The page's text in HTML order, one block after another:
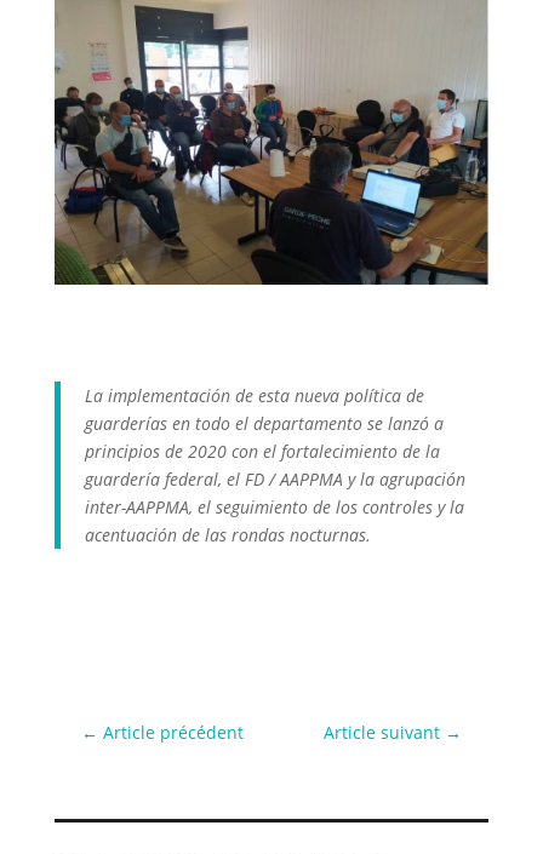
La implementación de esta nueva política de
guarderías en todo el departamento se lanzó a
principios de 2020 con el fortalecimiento de la
guardería federal, el FD / AAPPMA y la agrupación
inter-AAPPMA, el seguimiento de los controles y la
acentuación de las rondas nocturnas.
←Article précédent Article suivant→